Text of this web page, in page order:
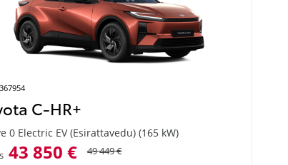
C-HR+
0 Electric EV (Esirattavedu) (165 kW)
43 850 € 49 449 €